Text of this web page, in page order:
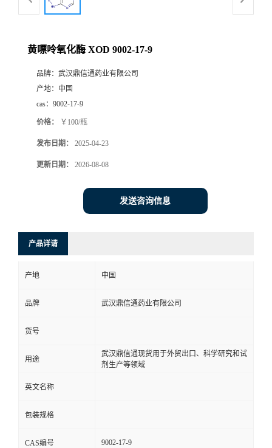
黄嘌呤氧化酶 XOD 9002-17-9
品牌： 武汉鼎信通药业有限公司
产地： 中国
cas： 9002-17-9
价格： ￥100/瓶
发布日期： 2025-04-23
更新日期： 2026-08-08
发送咨询信息
产品详请
产地 中国
品牌 武汉鼎信通药业有限公司
货号
用途
武汉鼎信通现货用于外贸出口、科学研究和试
剂生产等领域
英文名称
包装规格
CAS编号 9002-17-9